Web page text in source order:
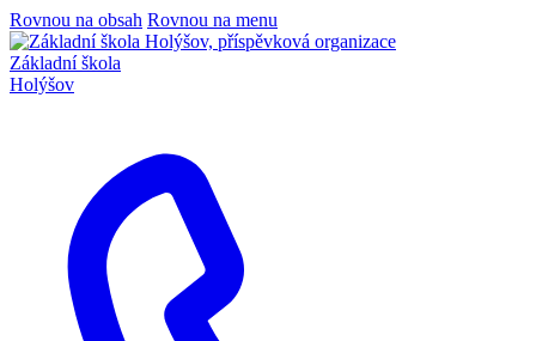
Rovnou na obsah Rovnou na menu
Základní škola
Holýšov